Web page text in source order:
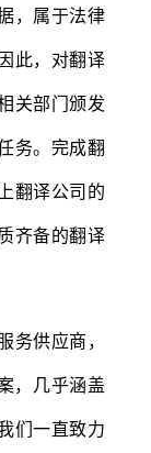
，属于法律
此，对翻译
关部门颁发
务。完成翻
翻译公司的
齐备的翻译
供应商，
，几乎涵盖
们一直致力